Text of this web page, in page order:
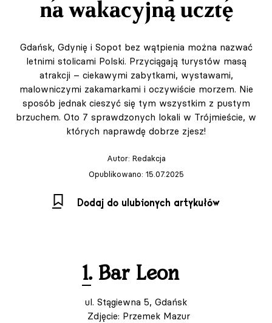
na wakacyjną ucztę
Gdańsk, Gdynię i Sopot bez wątpienia można nazwać
letnimi stolicami Polski. Przyciągają turystów masą
atrakcji – ciekawymi zabytkami, wystawami,
malowniczymi zakamarkami i oczywiście morzem. Nie
sposób jednak cieszyć się tym wszystkim z pustym
brzuchem. Oto 7 sprawdzonych lokali w Trójmieście, w
których naprawdę dobrze zjesz!
Autor: Redakcja
Opublikowano: 15.07.2025
Dodaj do ulubionych artykułów
1. Bar Leon
ul. Stągiewna 5, Gdańsk
Zdjęcie: Przemek Mazur